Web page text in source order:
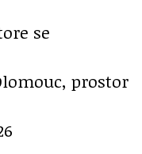
se
prostor